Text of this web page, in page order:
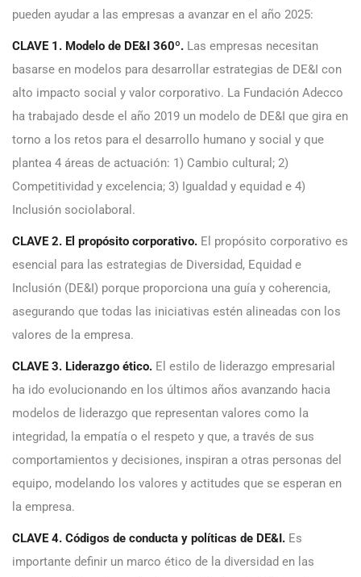
pueden ayudar a las empresas a avanzar en el año 2025:
CLAVE 1. Modelo de DE&I 360º. Las empresas necesitan
basarse en modelos para desarrollar estrategias de DE&I con
alto impacto social y valor corporativo. La Fundación Adecco
ha trabajado desde el año 2019 un modelo de DE&I que gira en
torno a los retos para el desarrollo humano y social y que
plantea 4 áreas de actuación: 1) Cambio cultural; 2)
Competitividad y excelencia; 3) Igualdad y equidad e 4)
Inclusión sociolaboral.
CLAVE 2. El propósito corporativo. El propósito corporativo es
esencial para las estrategias de Diversidad, Equidad e
Inclusión (DE&I) porque proporciona una guía y coherencia,
asegurando que todas las iniciativas estén alineadas con los
valores de la empresa.
CLAVE 3. Liderazgo ético. El estilo de liderazgo empresarial
ha ido evolucionando en los últimos años avanzando hacia
modelos de liderazgo que representan valores como la
integridad, la empatía o el respeto y que, a través de sus
comportamientos y decisiones, inspiran a otras personas del
equipo, modelando los valores y actitudes que se esperan en
la empresa.
CLAVE 4. Códigos de conducta y políticas de DE&I. Es
importante definir un marco ético de la diversidad en las